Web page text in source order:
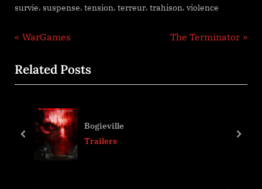
survie, suspense, tension, terreur, trahison, violence
Navigation
de
l’article
P
e
v
u
WarGames
N
t
The Terminator
Related Posts
prev next